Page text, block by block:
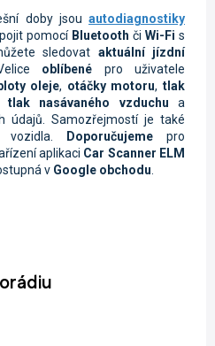
doby jsou autodiagnostiky
pomocí Bluetooth či Wi-Fi s
sledovat aktuální jízdní
oblíbené pro uživatele
oleje, otáčky motoru,tlak
tlak nasávaného vzduchu a
údajů. Samozřejmostí je také
vozidla. Doporučujeme pro
aplikaci Car Scanner ELM
v Google obchodu.